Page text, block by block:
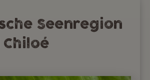
Seenregion
Chiloé